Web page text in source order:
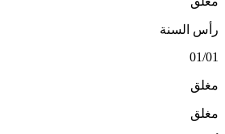
رأس السنة
01/01
مغلق
مغلق